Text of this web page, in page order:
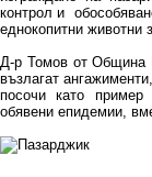
контрол и
еднокопитни животни
Д-р Томов от Община
възлагат
посочи като пример
обявени епидемии,